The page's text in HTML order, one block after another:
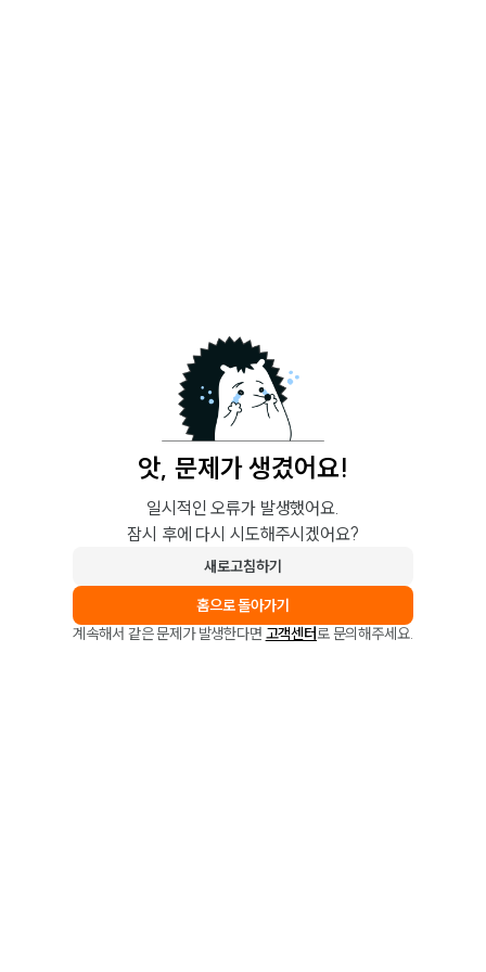
앗, 문제가 생겼어요!
일시적인 오류가 발생했어요.
잠시 후에 다시 시도해주시겠어요?
새로고침하기
홈으로 돌아가기
계속해서 같은 문제가 발생한다면 고객센터로 문의해주세요.